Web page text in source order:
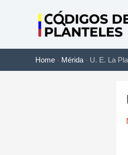
Home - Mérida - U. E. La